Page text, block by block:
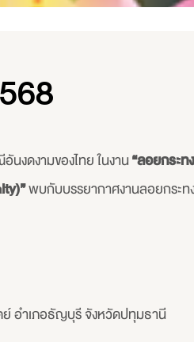
งดงามของไทย ในงาน“ลอยกระ
พบกับบรรยากาศงานลอยกระ
อำเภอธัญบุรี จังหวัดปทุมธานี